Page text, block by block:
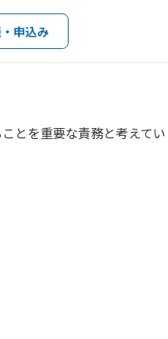
申込み
とを重要な責務と考えてい